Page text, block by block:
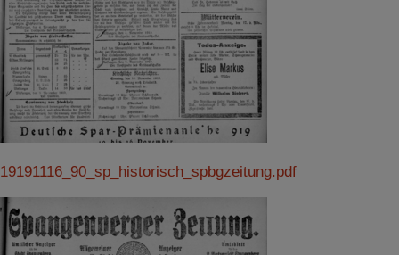
19191116_90_sp_historisch_spbgzeitung.pdf